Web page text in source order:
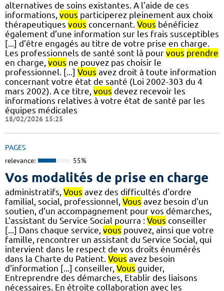
alternatives de soins existantes. A l’aide de ces
informations, vous participerez pleinement aux choix
thérapeutiques vous concernant. Vous bénéficiez
également d’une information sur les frais susceptibles
[...] d’être engagés au titre de votre prise en charge.
Les professionnels de santé sont là pour vous prendre
en charge, vous ne pouvez pas choisir le
professionnel. [...] Vous avez droit à toute information
concernant votre état de santé (Loi 2002-303 du 4
mars 2002). A ce titre, vous devez recevoir les
informations relatives à votre état de santé par les
équipes médicales
18/02/2026 15:25
PAGES
relevance: 55%
Vos modalités de prise en charge
administratifs, Vous avez des difficultés d'ordre
familial, social, professionnel, Vous avez besoin d'un
soutien, d'un accompagnement pour vos démarches,
L'assistant du Service Social pourra : Vous conseiller
[...] Dans chaque service, vous pouvez, ainsi que votre
famille, rencontrer un assistant du Service Social, qui
intervient dans le respect de vos droits énumérés
dans la Charte du Patient. Vous avez besoin
d'information [...] conseiller, Vous guider,
Entreprendre des démarches, Etablir des liaisons
nécessaires. En étroite collaboration avec les